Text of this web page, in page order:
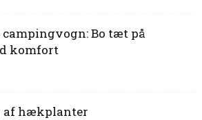
campingvogn: Bo tæt på
komfort
af hækplanter